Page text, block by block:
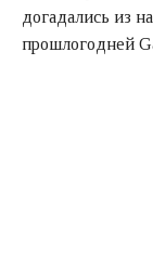
догадались из
прошлогодней